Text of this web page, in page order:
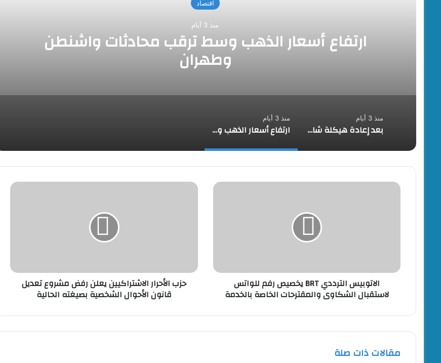
اقتصاد
منذ 3 أيام
ارتفاع أسعار الذهب وسط ترقب محادثات واشنطن
وطهران
منذ 3 أيام
بعد إعادة هيكلة شاملة.. ERG Developments تدشن مرحلة جديدة من النمو بدعم مالي بقيمة 700 مليون جنيه
منذ 3 أيام
ارتفاع أسعار الذهب وسط ترقب محادثات واشنطن وطهران
الاتوبيس
والمقترحات
بالخدمة
الاتوبيس الترددي BRT يخصيص رفم للواتس
لاستقبال الشكاوى والمقترحات الخاصة بالخدمة
حزب
الأحوال
الشخصية
حزب الأحرار الاشتراكيين يعلن رفض مشروع تعديل
قانون الأحوال الشخصية بصيغته الحالية
مقالات ذات صلة